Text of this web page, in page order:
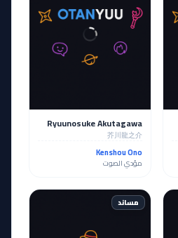
Ryuunosuke Akutagawa
芥川龍之介
Kenshou Ono
مؤدي الصوت
مساند